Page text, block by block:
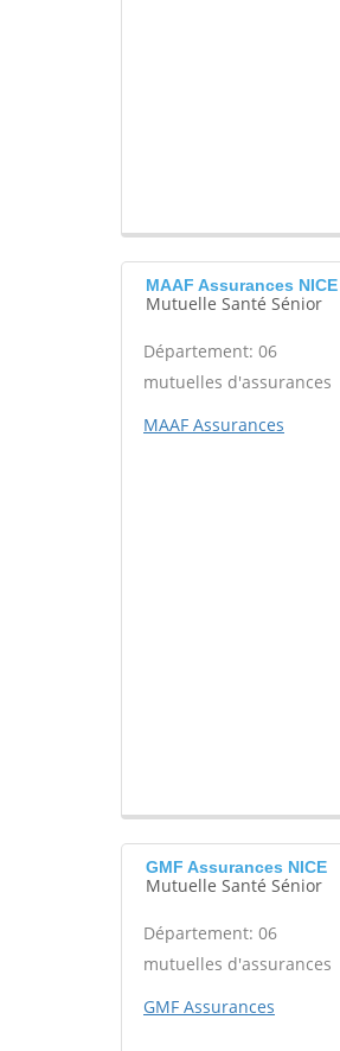
MAAF Assurances NICE
Mutuelle Santé Sénior
Département: 06
mutuelles d'assurances
MAAF Assurances
GMF Assurances NICE
Mutuelle Santé Sénior
Département: 06
mutuelles d'assurances
GMF Assurances